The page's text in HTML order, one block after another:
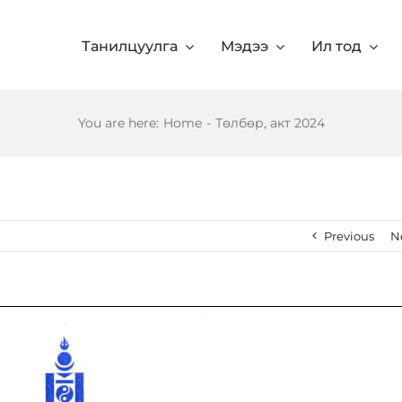
Танилцуулга Мэдээ Ил тод
You are here: Home - Төлбөр, акт 2024
Previous